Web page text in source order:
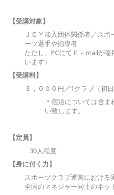
【受講対象】
ＪＣＹ加入団体関係者／ス
ーツ選手や指導者
ただし、PCにてＥ－mailが
います）
【受講料】
３，０００円／1クラブ（初
＊宿泊については含
い致します。
【定員】
30人程度
【身に付く力】
スポーツクラブ運営における
全国のマネジャー同士のネッ